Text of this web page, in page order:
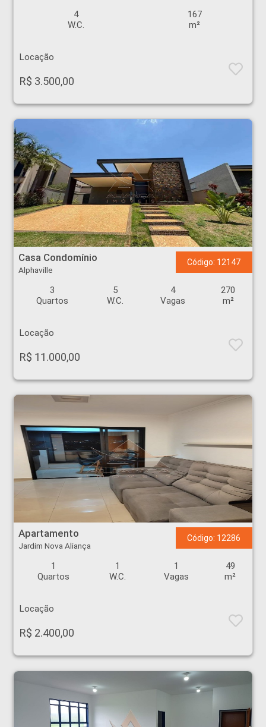
4
W.C.
167
m²
Locação
R$ 3.500,00
Casa Condomínio - Alphaville - Ribeirão Preto
Casa Condomínio
Alphaville
Código: 12147
3
Quartos
5
W.C.
4
Vagas
270
m²
Locação
R$ 11.000,00
Apartamento - Jardim Nova Aliança - Ribeirão Preto
Apartamento
Jardim Nova Aliança
Código: 12286
1
Quartos
1
W.C.
1
Vagas
49
m²
Locação
R$ 2.400,00